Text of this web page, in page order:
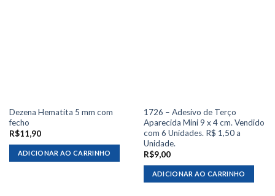
Dezena Hematita 5 mm com
fecho
R$11,90
ADICIONAR AO CARRINHO
1726 – Adesivo de Terço
Aparecida Mini 9 x 4 cm. Vendido
com 6 Unidades. R$ 1,50 a
Unidade.
R$9,00
ADICIONAR AO CARRINHO